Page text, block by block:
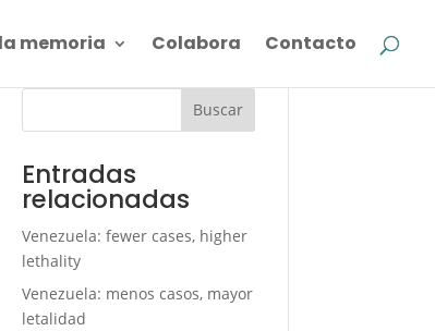
memoria Colabora Contacto
Buscar
Entradas
relacionadas
Venezuela: fewer cases, higher
lethality
Venezuela: menos casos, mayor
letalidad